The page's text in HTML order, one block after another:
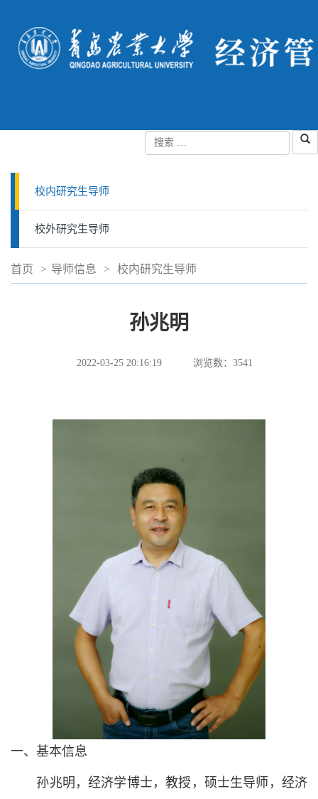
校内研究生导师
校外研究生导师
首页 > 导师信息 > 校内研究生导师
孙兆明
2022-03-25 20:16:19 浏览数： 3541
一、基本信息
孙兆明，经济学博士，教授，硕士生导师，经济